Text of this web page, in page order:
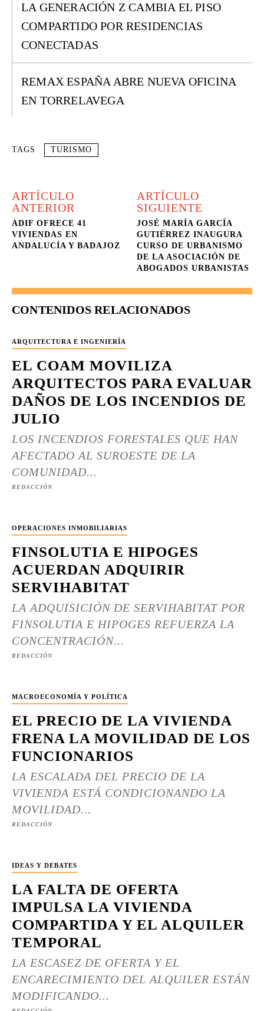
LA GENERACIÓN Z CAMBIA EL PISO
COMPARTIDO POR RESIDENCIAS
CONECTADAS
REMAX ESPAÑA ABRE NUEVA OFICINA
EN TORRELAVEGA
TAGS TURISMO
ARTÍCULO
ANTERIOR
ADIF OFRECE 41
VIVIENDAS EN
ANDALUCÍA Y BADAJOZ
ARTÍCULO
SIGUIENTE
JOSÉ MARÍA GARCÍA
GUTIÉRREZ INAUGURA
CURSO DE URBANISMO
DE LA ASOCIACIÓN DE
ABOGADOS URBANISTAS
CONTENIDOS RELACIONADOS
ARQUITECTURA E INGENIERÍA
EL COAM MOVILIZA
ARQUITECTOS PARA EVALUAR
DAÑOS DE LOS INCENDIOS DE
JULIO
LOS INCENDIOS FORESTALES QUE HAN
AFECTADO AL SUROESTE DE LA
COMUNIDAD...
REDACCIÓN
OPERACIONES INMOBILIARIAS
FINSOLUTIA E HIPOGES
ACUERDAN ADQUIRIR
SERVIHABITAT
LA ADQUISICIÓN DE SERVIHABITAT POR
FINSOLUTIA E HIPOGES REFUERZA LA
CONCENTRACIÓN...
REDACCIÓN
MACROECONOMÍA Y POLÍTICA
EL PRECIO DE LA VIVIENDA
FRENA LA MOVILIDAD DE LOS
FUNCIONARIOS
LA ESCALADA DEL PRECIO DE LA
VIVIENDA ESTÁ CONDICIONANDO LA
MOVILIDAD...
REDACCIÓN
IDEAS Y DEBATES
LA FALTA DE OFERTA
IMPULSA LA VIVIENDA
COMPARTIDA Y EL ALQUILER
TEMPORAL
LA ESCASEZ DE OFERTA Y EL
ENCARECIMIENTO DEL ALQUILER ESTÁN
MODIFICANDO...